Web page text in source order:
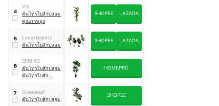
4
VG
ต้นไทรใบสักปลอม
คุณภาพสูง
SHOPEE LAZADA
5
Leeartplants
ต้นไทรใบสักปลอม
SHOPEE LAZADA
6
SPRING
ต้นไทรใบสักปลอม
ต้นไทรใบสัก
HOMEPRO
7
Greenleaf
ต้นไทรใบสักปลอม
SHOPEE